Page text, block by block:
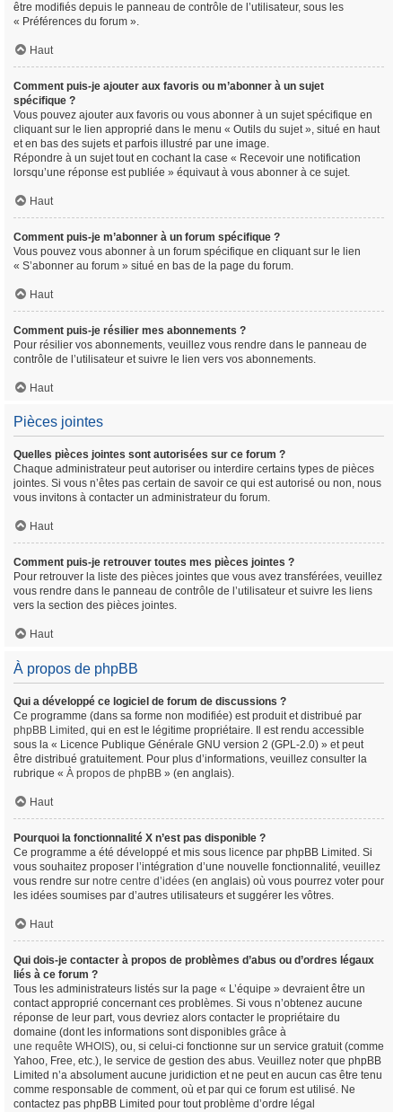
être modifiés depuis le panneau de contrôle de l’utilisateur, sous les
« Préférences du forum ».
Haut
Comment puis-je ajouter aux favoris ou m’abonner à un sujet
spécifique ?
Vous pouvez ajouter aux favoris ou vous abonner à un sujet spécifique en
cliquant sur le lien approprié dans le menu « Outils du sujet », situé en haut
et en bas des sujets et parfois illustré par une image.
Répondre à un sujet tout en cochant la case « Recevoir une notification
lorsqu’une réponse est publiée » équivaut à vous abonner à ce sujet.
Haut
Comment puis-je m’abonner à un forum spécifique ?
Vous pouvez vous abonner à un forum spécifique en cliquant sur le lien
« S’abonner au forum » situé en bas de la page du forum.
Haut
Comment puis-je résilier mes abonnements ?
Pour résilier vos abonnements, veuillez vous rendre dans le panneau de
contrôle de l’utilisateur et suivre le lien vers vos abonnements.
Haut
Pièces jointes
Quelles pièces jointes sont autorisées sur ce forum ?
Chaque administrateur peut autoriser ou interdire certains types de pièces
jointes. Si vous n’êtes pas certain de savoir ce qui est autorisé ou non, nous
vous invitons à contacter un administrateur du forum.
Haut
Comment puis-je retrouver toutes mes pièces jointes ?
Pour retrouver la liste des pièces jointes que vous avez transférées, veuillez
vous rendre dans le panneau de contrôle de l’utilisateur et suivre les liens
vers la section des pièces jointes.
Haut
À propos de phpBB
Qui a développé ce logiciel de forum de discussions ?
Ce programme (dans sa forme non modifiée) est produit et distribué par
phpBB Limited , qui en est le légitime propriétaire. Il est rendu accessible
sous la « Licence Publique Générale GNU version 2 (GPL-2.0) » et peut
être distribué gratuitement. Pour plus d’informations, veuillez consulter la
rubrique « À propos de phpBB » (en anglais).
Haut
Pourquoi la fonctionnalité X n’est pas disponible ?
Ce programme a été développé et mis sous licence par phpBB Limited. Si
vous souhaitez proposer l’intégration d’une nouvelle fonctionnalité, veuillez
vous rendre sur notre centre d’idées (en anglais) où vous pourrez voter pour
les idées soumises par d’autres utilisateurs et suggérer les vôtres.
Haut
Qui dois-je contacter à propos de problèmes d’abus ou d’ordres légaux
liés à ce forum ?
Tous les administrateurs listés sur la page « L’équipe » devraient être un
contact approprié concernant ces problèmes. Si vous n’obtenez aucune
réponse de leur part, vous devriez alors contacter le propriétaire du
domaine (dont les informations sont disponibles grâce à
une requête WHOIS), ou, si celui-ci fonctionne sur un service gratuit (comme
Yahoo, Free, etc.), le service de gestion des abus. Veuillez noter que phpBB
Limited n’a absolument aucune juridiction et ne peut en aucun cas être tenu
comme responsable de comment, où et par qui ce forum est utilisé. Ne
contactez pas phpBB Limited pour tout problème d’ordre légal